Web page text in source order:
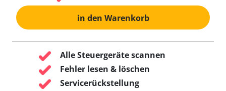
in den Warenkorb
Alle Steuergeräte scannen
Fehler lesen & löschen
Servicerückstellung